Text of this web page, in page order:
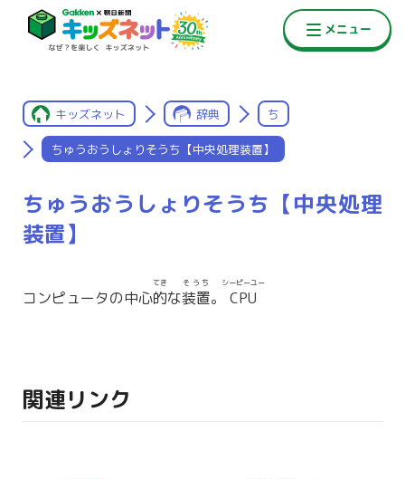
キッズネット 辞典 ち
ちゅうおうしょりそうち【中央処理装置】
ちゅうおうしょりそうち【中央処理
装置】
コンピュータの中心的
てき
な装置
そうち
。 CPU
シーピーユー
関連リンク